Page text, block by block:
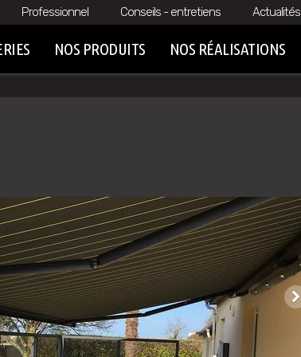
Professionnel Conseils - entretiens Actualités
NOS PRODUITS NOS RÉALISATIONS